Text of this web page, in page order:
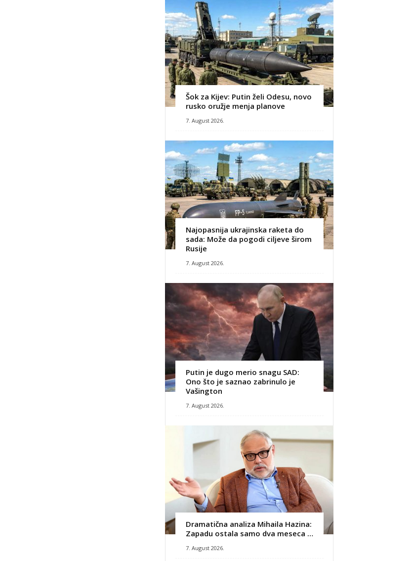
Šok za Kijev: Putin želi Odesu, novo
rusko oružje menja planove
7. August 2026.
Najopasnija ukrajinska raketa do
sada: Može da pogodi ciljeve širom
Rusije
7. August 2026.
Putin je dugo merio snagu SAD:
Ono što je saznao zabrinulo je
Vašington
7. August 2026.
Dramatična analiza Mihaila Hazina:
Zapadu ostala samo dva meseca …
7. August 2026.